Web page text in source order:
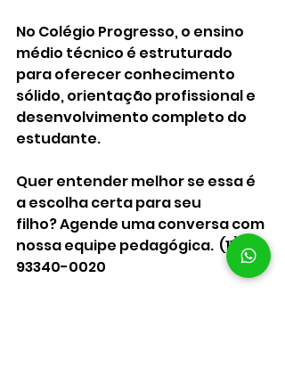
No Colégio Progresso, o ensino
médio técnico é estruturado
para oferecer conhecimento
sólido, orientação profissional e
desenvolvimento completo do
estudante.
Quer entender melhor se essa é
a escolha certa para seu
filho? Agende uma conversa com
nossa equipe pedagógica.  (11)
93340-0020